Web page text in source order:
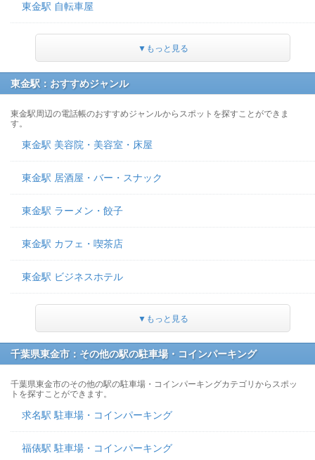
東金駅 自転車屋
▼もっと見る
東金駅：おすすめジャンル
東金駅周辺の電話帳のおすすめジャンルからスポットを探すことができま
す。
東金駅 美容院・美容室・床屋
東金駅 居酒屋・バー・スナック
東金駅 ラーメン・餃子
東金駅 カフェ・喫茶店
東金駅 ビジネスホテル
▼もっと見る
千葉県東金市：その他の駅の駐車場・コインパーキング
千葉県東金市のその他の駅の駐車場・コインパーキングカテゴリからスポッ
トを探すことができます。
求名駅 駐車場・コインパーキング
福俵駅 駐車場・コインパーキング